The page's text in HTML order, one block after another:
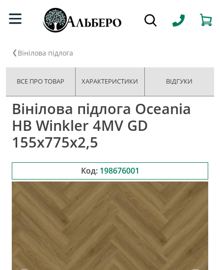
Вінілова підлога
ВСЕ ПРО ТОВАР ХАРАКТЕРИСТИКИ ВІДГУКИ
Вінілова підлога Oceania
HB Winkler 4MV GD
155x775x2,5
Код: 198676001